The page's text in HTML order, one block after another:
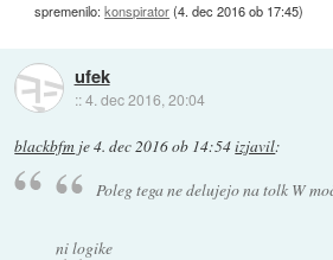
spremenilo:konspirator(4. dec 2016 ob 17:45)
ufek
::4. dec 2016, 20:04
blackbfm je4. dec 2016 ob 14:54izjavil:
Poleg tega ne delujejo na tolk W
ni logike